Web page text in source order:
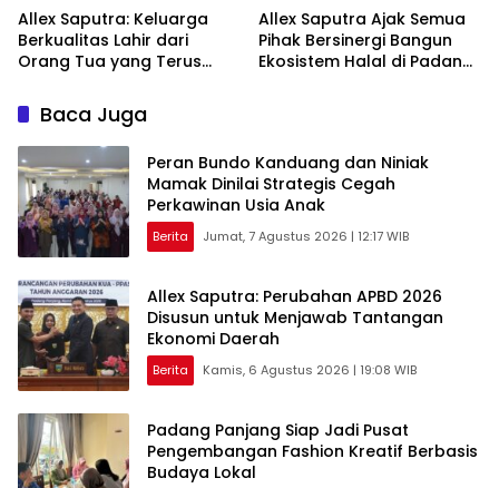
Allex Saputra: Keluarga
Berkualitas Lahir dari
Orang Tua yang Terus
Allex Saputra Ajak Semua
Pihak Bersinergi Bangun
Ekosistem Halal di Padang
Baca Juga
Peran Bundo Kanduang dan Niniak
Mamak Dinilai Strategis Cegah
Perkawinan Usia Anak
Berita Jumat, 7 Agustus 2026 | 12:17 WIB
Allex Saputra: Perubahan APBD 2026
Disusun untuk Menjawab Tantangan
Ekonomi Daerah
Berita Kamis, 6 Agustus 2026 | 19:08 WIB
Padang Panjang Siap Jadi Pusat
Pengembangan Fashion Kreatif Berbasis
Budaya Lokal